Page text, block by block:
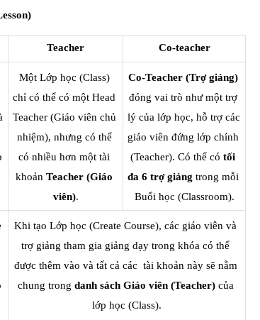
Teacher Co-teacher
Một Lớp học (Class)
chỉ có thể có một Head
Teacher (Giáo viên chủ
nhiệm), nhưng có thể
có nhiều hơn một tài
khoản Teacher (Giáo
viên).
Co-Teacher (Trợ giảng)
đóng vai trò như một trợ
lý của lớp học, hỗ trợ các
giáo viên đứng lớp chính
(Teacher). Có thể có tối
đa 6 trợ giảng trong mỗi
Buổi học (Classroom).
Khi tạo Lớp học (Create Course), các giáo viên và
trợ giảng tham gia giảng dạy trong khóa có thể
được thêm vào và tất cả các  tài khoản này sẽ nằm
chung trong danh sách Giáo viên (Teacher) của
lớp học (Class).